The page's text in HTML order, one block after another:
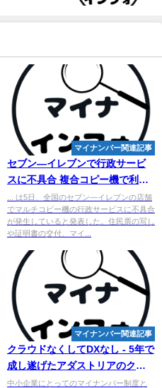
マイナンバー関連記事
セブン―イレブンで行政サービ
スに不具合 複合コピー機で利用
できず - Yahoo!ニュース
... は5日、全国のセブン―イレブンの店舗
でマルチコピー機の行政サービスに不具合
が発生していると発表した。住民票の写し
や証明書の交付、マイ...
マイナンバー関連記事
クラウドなくしてDXなし - 5年で
成し遂げたアダストリアのクラ
ウド移行、そのポイントとは (1)
中小企業にとってのマイナンバー制度と